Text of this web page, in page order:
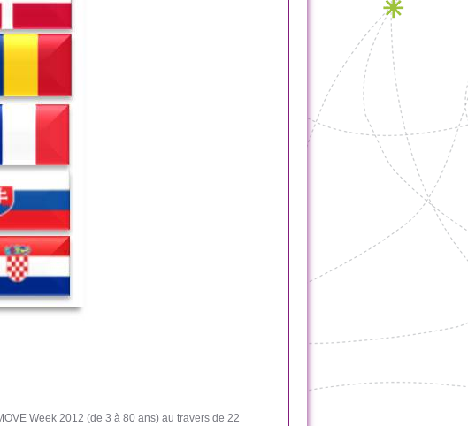
Week 2012 (de 3 à 80 ans) au travers de 22